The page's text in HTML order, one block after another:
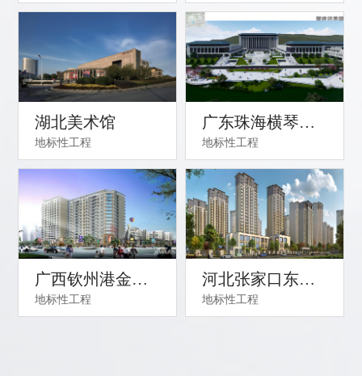
湖北美术馆
地标性工程
广东珠海横琴新
区市民服务中心
项目工程
地标性工程
广西钦州港金鼓
新城二标
地标性工程
河北张家口东大
院棚户区改造工
地标性工程